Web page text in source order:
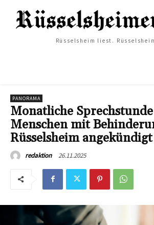
Rüsselsheim liest.
PANORAMA
Monatliche
Menschen mit
Rüsselsheim angekündigt
redaktion 26.11.2025